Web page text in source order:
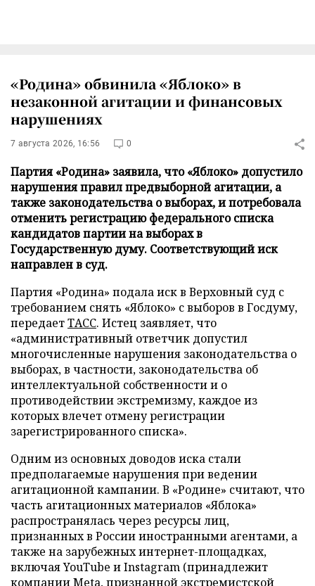
«Родина» обвинила «Яблоко» в
незаконной агитации и финансовых
нарушениях
7 августа 2026, 16:56 0
Партия «Родина» заявила, что «Яблоко» допустило
нарушения правил предвыборной агитации, а
также законодательства о выборах, и потребовала
отменить регистрацию федерального списка
кандидатов партии на выборах в
Государственную думу. Соответствующий иск
направлен в суд.
Партия «Родина» подала иск в Верховный суд с
требованием снять «Яблоко» с выборов в Госдуму,
передаетТАСС. Истец заявляет, что
«административный ответчик допустил
многочисленные нарушения законодательства о
выборах, в частности, законодательства об
интеллектуальной собственности и о
противодействии экстремизму, каждое из
которых влечет отмену регистрации
зарегистрированного списка».
Одним из основных доводов иска стали
предполагаемые нарушения при ведении
агитационной кампании. В «Родине» считают, что
часть агитационных материалов «Яблока»
распространялась через ресурсы лиц,
признанных в России иностранными агентами, а
также на зарубежных интернет-площадках,
включая YouTube и Instagram (принадлежит
компании Meta, признанной экстремистской